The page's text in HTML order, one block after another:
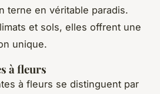
terne en véritable paradis.
et sols, elles offrent une
unique.
à fleurs
à fleurs se distinguent par